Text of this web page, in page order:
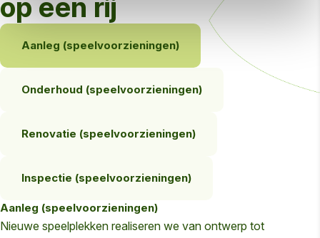
op een rij
Aanleg (speelvoorzieningen)
Onderhoud (speelvoorzieningen)
Renovatie (speelvoorzieningen)
Inspectie (speelvoorzieningen)
Aanleg (speelvoorzieningen)
Nieuwe speelplekken realiseren we van ontwerp tot